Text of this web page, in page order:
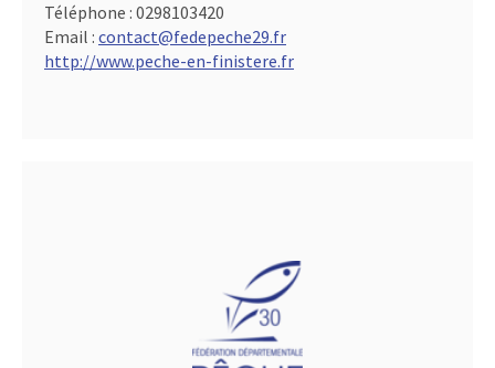
Téléphone : 0298103420
Email : contact@fedepeche29.fr
http://www.peche-en-finistere.fr